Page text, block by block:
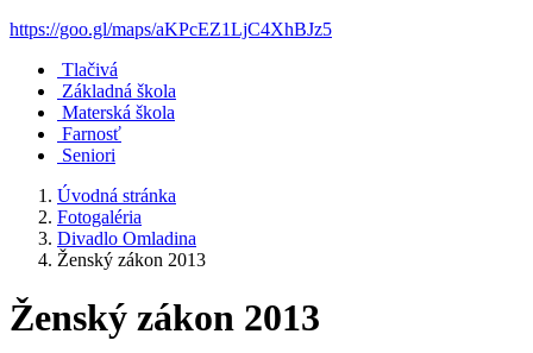
https://goo.gl/maps/aKPcEZ1LjC4XhBJz5
Tlačivá
Základná škola
Materská škola
Farnosť
Seniori
Úvodná stránka
Fotogaléria
Divadlo Omladina
Ženský zákon 2013
Ženský zákon 2013